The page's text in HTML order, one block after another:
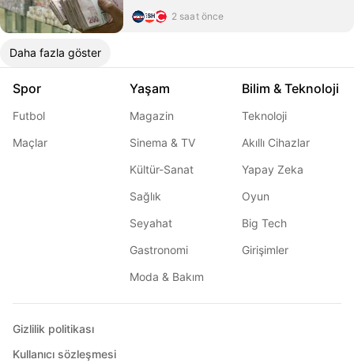
2 saat önce
Daha fazla göster
Spor
Futbol
Maçlar
Yaşam
Magazin
Sinema & TV
Kültür-Sanat
Sağlık
Seyahat
Gastronomi
Moda & Bakım
Bilim & Teknoloji
Teknoloji
Akıllı Cihazlar
Yapay Zeka
Oyun
Big Tech
Girişimler
Gizlilik politikası
Kullanıcı sözleşmesi